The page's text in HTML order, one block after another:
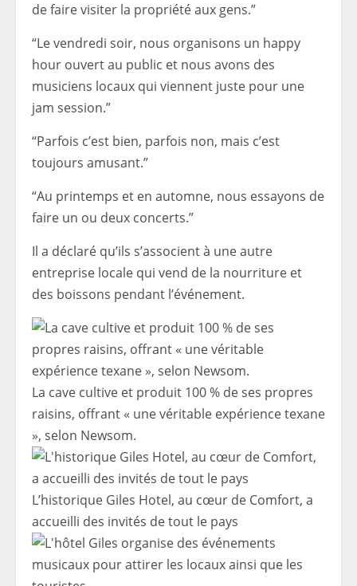
de faire visiter la propriété aux gens.”
“Le vendredi soir, nous organisons un happy
hour ouvert au public et nous avons des
musiciens locaux qui viennent juste pour une
jam session.”
“Parfois c’est bien, parfois non, mais c’est
toujours amusant.”
“Au printemps et en automne, nous essayons de
faire un ou deux concerts.”
Il a déclaré qu’ils s’associent à une autre
entreprise locale qui vend de la nourriture et
des boissons pendant l’événement.
La cave cultive et produit 100 % de ses propres
raisins, offrant « une véritable expérience texane
», selon Newsom.
L’historique Giles Hotel, au cœur de Comfort, a
accueilli des invités de tout le pays